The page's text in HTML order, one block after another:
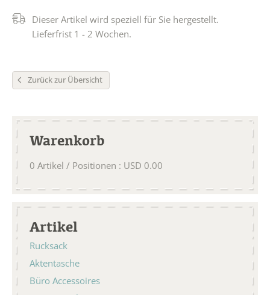
Dieser Artikel wird speziell für Sie hergestellt.
Lieferfrist 1 - 2 Wochen.
Zurück zur Übersicht
Warenkorb
0 Artikel / Positionen : USD 0.00
Artikel
Rucksack
Aktentasche
Büro Accessoires